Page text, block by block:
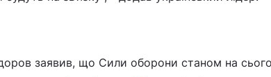
заявив, що Сили оборони станом на